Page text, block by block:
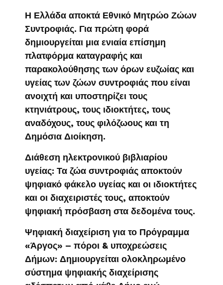
Η Ελλάδα αποκτά Εθνικό Μητρώο Ζώων
Συντροφιάς. Για πρώτη φορά
δημιουργείται μια ενιαία επίσημη
πλατφόρμα καταγραφής και
παρακολούθησης των όρων ευζωίας και
υγείας των ζώων συντροφιάς που είναι
ανοιχτή και υποστηρίζει τους
κτηνιάτρους, τους ιδιοκτήτες, τους
αναδόχους, τους φιλόζωους και τη
Δημόσια Διοίκηση.
Διάθεση ηλεκτρονικού βιβλιαρίου
υγείας: Τα ζώα συντροφιάς αποκτούν
ψηφιακό φάκελο υγείας και οι ιδιοκτήτες
και οι διαχειριστές τους, αποκτούν
ψηφιακή πρόσβαση στα δεδομένα τους.
Ψηφιακή διαχείριση για το Πρόγραμμα
«Άργος» – πόροι & υποχρεώσεις
Δήμων: Δημιουργείται ολοκληρωμένο
σύστημα ψηφιακής διαχείρισης